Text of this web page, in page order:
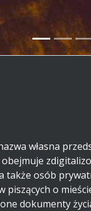
własna
obejmuje
także osób
piszących o
dokumenty